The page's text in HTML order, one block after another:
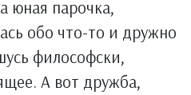
юная парочка,
обо что-то и дружно
философски,
А вот дружба,